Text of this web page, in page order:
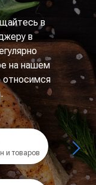
в
в
на нашем
относимся
и товаров